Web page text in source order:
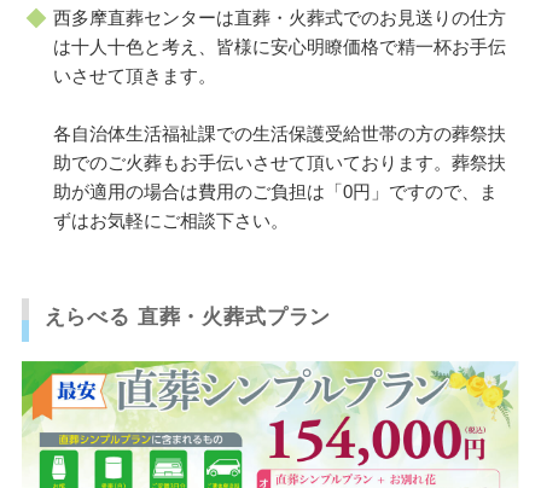
西多摩直葬センターは直葬・火葬式でのお見送りの仕方
は十人十色と考え、皆様に安心明瞭価格で精一杯お手伝
いさせて頂きます。
各自治体生活福祉課での生活保護受給世帯の方の葬祭扶
助でのご火葬もお手伝いさせて頂いております。葬祭扶
助が適用の場合は費用のご負担は「0円」ですので、ま
ずはお気軽にご相談下さい。
えらべる 直葬・火葬式プラン